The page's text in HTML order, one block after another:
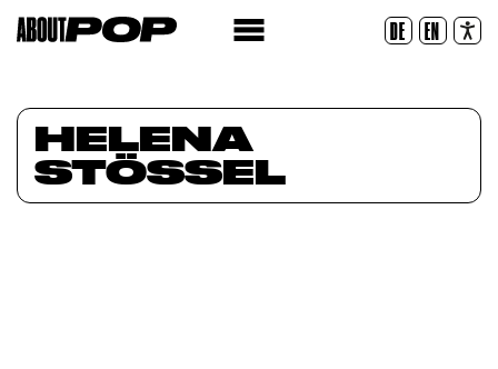
DE EN
Réinitialiser
HELENA
STÖSSEL